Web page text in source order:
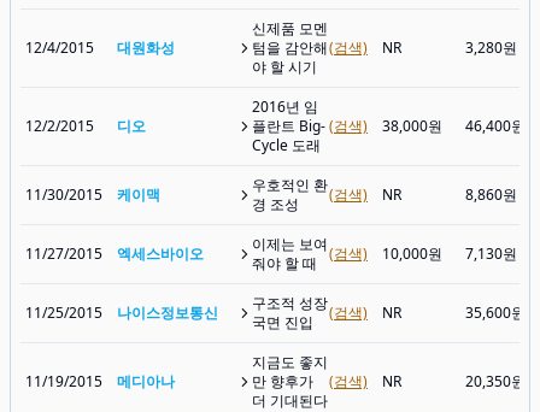
12/4/2015 대원화성
신제품 모멘
텀을 감안해
야 할 시기
(검색) NR 3,280원
12/2/2015 디오
2016년 임
플란트 Big-
Cycle 도래
(검색) 38,000원 46,400원
11/30/2015 케이맥
우호적인 환
경 조성
(검색) NR 8,860원
11/27/2015 엑세스바이오
이제는 보여
줘야 할 때
(검색) 10,000원 7,130원
11/25/2015 나이스정보통신
구조적 성장
국면 진입
(검색) NR 35,600원
11/19/2015 메디아나
지금도 좋지
만 향후가
더 기대된다
(검색) NR 20,350원